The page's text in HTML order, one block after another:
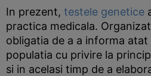
In prezent, testele genetice
practica medicala.
obligatia de a a informa atat
populatia cu privire la
si in acelasi timp de a